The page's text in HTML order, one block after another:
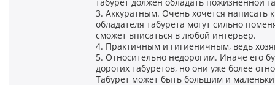
3. Аккуратным. Очень хочется написать
обладателя табурета могут сильно
сможет вписаться в любой интерьер.
4. Практичным и гигиеничным, ведь
5. Относительно недорогим. Иначе его
дорогих табуретов, но они уже более
Табурет может быть большим и